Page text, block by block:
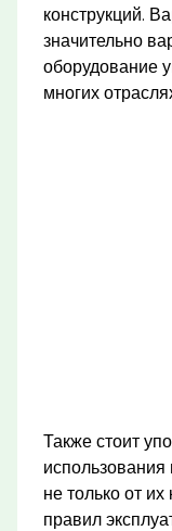
конструкций.
значительно
оборудование
многих
Также стоит
использования
не только от
правил